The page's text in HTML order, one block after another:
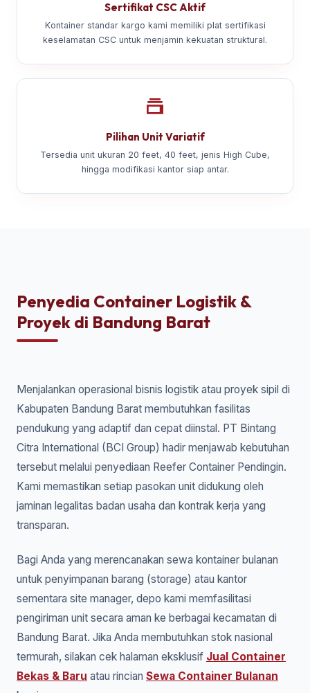
Sertifikat CSC Aktif
Kontainer standar kargo kami memiliki plat sertifikasi
keselamatan CSC untuk menjamin kekuatan struktural.
Pilihan Unit Variatif
Tersedia unit ukuran 20 feet, 40 feet, jenis High Cube,
hingga modifikasi kantor siap antar.
Penyedia Container Logistik &
Proyek di Bandung Barat
Menjalankan operasional bisnis logistik atau proyek sipil di
Kabupaten Bandung Barat membutuhkan fasilitas
pendukung yang adaptif dan cepat diinstal. PT Bintang
Citra International (BCI Group) hadir menjawab kebutuhan
tersebut melalui penyediaan Reefer Container Pendingin.
Kami memastikan setiap pasokan unit didukung oleh
jaminan legalitas badan usaha dan kontrak kerja yang
transparan.
Bagi Anda yang merencanakan sewa kontainer bulanan
untuk penyimpanan barang (storage) atau kantor
sementara site manager, depo kami memfasilitasi
pengiriman unit secara aman ke berbagai kecamatan di
Bandung Barat. Jika Anda membutuhkan stok nasional
termurah, silakan cek halaman eksklusif Jual Container
Bekas & Baru atau rincian Sewa Container Bulanan